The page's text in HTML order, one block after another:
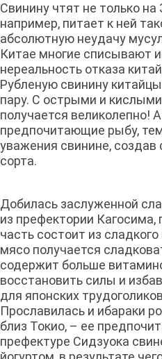
Свинину чтят не только
например, питает к ней
абсолютную неудачу
Китае многие списывают
нереальность отказа
Рубленую свинину
пару. С острыми и
получается великолепно!
предпочитающие рыбу,
уважения свинине,
сорта.
Добилась заслуженной
из префектории
часть состоит из
мясо получается
содержит больше
восстановить силы и
для японских
Прославилась и ибараки
близ Токио, – ее
префектуре Сидзуока